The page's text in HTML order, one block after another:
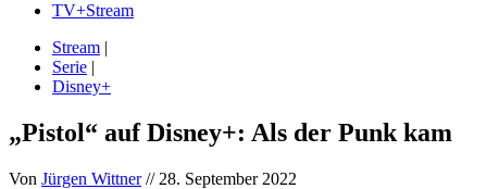
TV+Stream
Stream |
Serie |
Disney+
„Pistol“ auf Disney+: Als der Punk kam
Von Jürgen Wittner// 28. September 2022